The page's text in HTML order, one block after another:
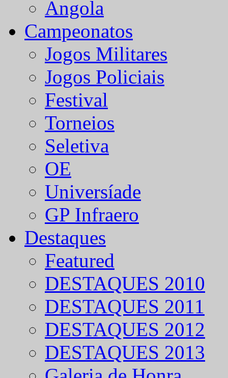
Angola
Campeonatos
Jogos Militares
Jogos Policiais
Festival
Torneios
Seletiva
OE
Universíade
GP Infraero
Destaques
Featured
DESTAQUES 2010
DESTAQUES 2011
DESTAQUES 2012
DESTAQUES 2013